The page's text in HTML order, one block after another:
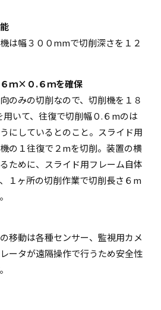
は幅３００mmで切削深さを１２
ｍ×０.６ｍを確保
のみの切削なので、切削機を１８
用いて、往復で切削幅０.６mのは
にしているとのこと。スライド用
の１往復で２mを切削。装置の横
ために、スライド用フレーム自体
１ヶ所の切削作業で切削長さ６m
移動は各種センサー、監視用カメ
ータが遠隔操作で行うため安全性